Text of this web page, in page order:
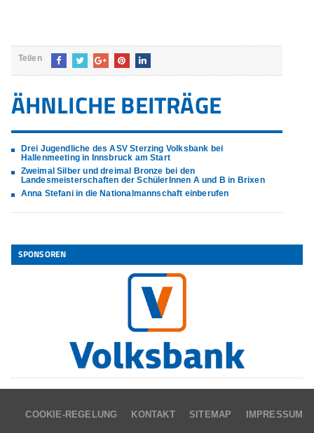
Teilen
ÄHNLICHE BEITRÄGE
Drei Jugendliche des ASV Sterzing Volksbank bei
Hallenmeeting in Innsbruck am Start
Zweimal Silber und dreimal Bronze bei den
Landesmeisterschaften der SchülerInnen A und B in Brixen
Anna Stefani in die Nationalmannschaft einberufen
SPONSOREN
COOKIE-REGELUNG KONTAKT SITEMAP IMPRESSUM